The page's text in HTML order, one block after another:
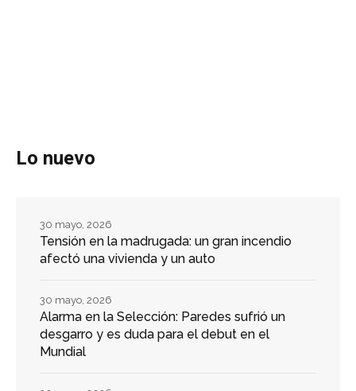
Lo nuevo
Tensión en la madrugada: un gran incendio
afectó una vivienda y un auto
30 mayo, 2026
Alarma en la Selección: Paredes sufrió un
desgarro y es duda para el debut en el
Mundial
30 mayo, 2026